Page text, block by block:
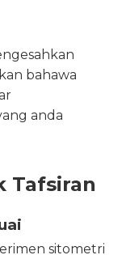
bahawa
anda
Tafsiran
sitometri